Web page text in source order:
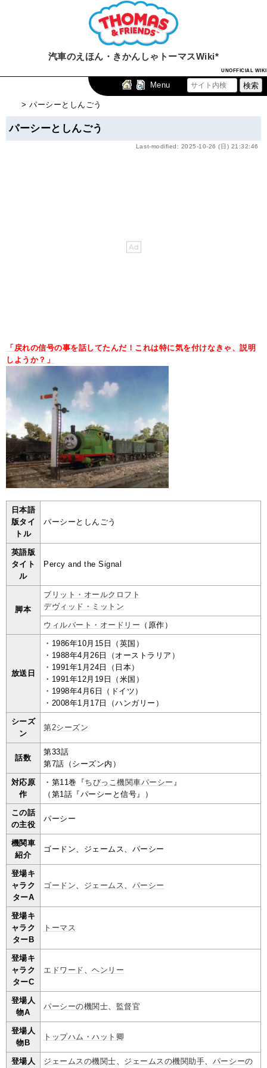
汽車のえほん・きかんしゃトーマスWiki*
UNOFFICIAL WIKI
Menu
> パーシーとしんごう
パーシーとしんごう
Last-modified: 2025-10-26 (日) 21:32:46
「戻れの信号の事を話してたんだ！これは特に気を付けなきゃ、説明
しようか？」
日本語
版タイ
トル
パーシーとしんごう
英語版
タイト
ル
Percy and the Signal
脚本
ブリット・オールクロフト
デヴィッド・ミットン
ウィルバート・オードリー （原作）
放送日
・1986年10月15日（英国）
・1988年4月26日（オーストラリア）
・1991年1月24日（日本）
・1991年12月19日（米国）
・1998年4月6日（ドイツ）
・2008年1月17日（ハンガリー）
シーズ
ン
第2シーズン
話数
第33話
第7話（シーズン内）
対応原
作
・第11巻『ちびっこ機関車パーシー 』
（第1話『パーシーと信号』）
この話
の主役
パーシー
機関車
紹介
ゴードン、ジェームス、パーシー
登場キ
ャラク
ターA
ゴードン、 ジェームス、 パーシー
登場キ
ャラク
ターB
トーマス
登場キ
ャラク
ターC
エドワード 、ヘンリー
登場人
物A
パーシーの機関士、 監督官
登場人
物B
トップハム・ハット卿
登場人 ジェームスの機関士、 ジェームスの機関助手、 パーシーの